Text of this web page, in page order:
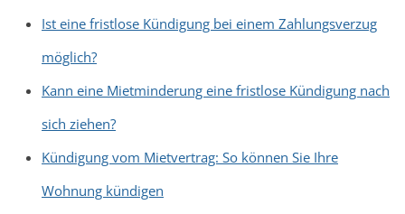
Ist eine fristlose Kündigung bei einem Zahlungsverzug
möglich?
Kann eine Mietminderung eine fristlose Kündigung nach
sich ziehen?
Kündigung vom Mietvertrag: So können Sie Ihre
Wohnung kündigen